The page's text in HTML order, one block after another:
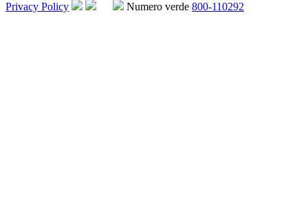
Privacy Policy Numero verde 800-110292